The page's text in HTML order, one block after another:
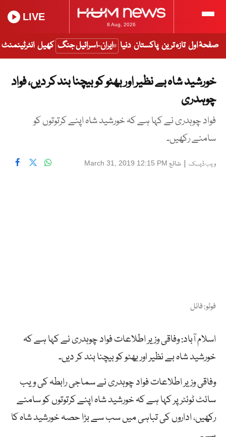
8 Aug, 2026
LIVE
صفحۂ اول تازہ ترین پاکستان دنیا ایران-اسرائیل جنگ کھیل انٹرٹینمنٹ
خورشید شاہ بے نظیر اور بھٹو کو بیچنا بند کر دیں، فواد
چوہدری
فواد چوہدری نے کہا ہے کہ خورشید شاہ اپنے کرتوتوں کو
سامنے رکھیں۔
ویب ڈیسک | شائع March 31, 2019 12:15 PM
فوٹو: فائل
اسلام آباد: وفاقی وزیر اطلاعات فواد چوہدری نے کہا ہے کہ
خورشید شاہ بے نظیر اور بھٹو کو بیچنا بند کر دیں۔
وفاقی وزیر اطلاعات فواد چوہدری نے سماجی رابطہ کی ویب
سائٹ ٹوئٹر پر کہا ہے کہ خورشید شاہ اپنے کرتوتوں کو سامنے
رکھیں، اداروں کی تباہی میں سب سے بڑا حصہ خورشید شاہ کا